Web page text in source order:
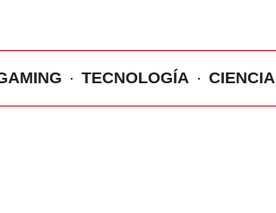
TECNOLOGÍA CIENCIA